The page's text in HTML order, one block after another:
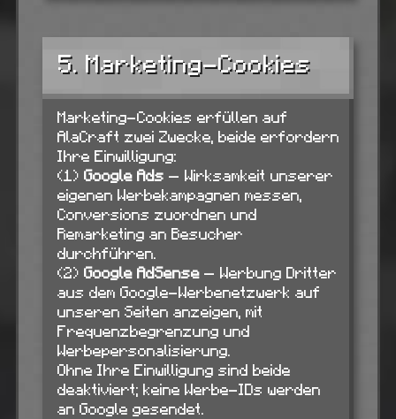
5. Marketing-Cookies
Marketing-Cookies erfüllen auf
AlaCraft zwei Zwecke, beide erfordern
Ihre Einwilligung:
(1) Google Ads — Wirksamkeit unserer
eigenen Werbekampagnen messen,
Conversions zuordnen und
Remarketing an Besucher
durchführen.
(2) Google AdSense— Werbung Dritter
aus dem Google-Werbenetzwerk auf
unseren Seiten anzeigen, mit
Frequenzbegrenzung und
Werbepersonalisierung.
Ohne Ihre Einwilligung sind beide
deaktiviert; keine Werbe-IDs werden
an Google gesendet.